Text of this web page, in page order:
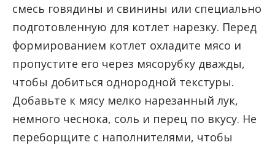
смесь говядины и свинины или специально
подготовленную для котлет нарезку. Перед
формированием котлет охладите мясо и
пропустите его через мясорубку дважды,
чтобы добиться однородной текстуры.
Добавьте к мясу мелко нарезанный лук,
немного чеснока, соль и перец по вкусу. Не
переборщите с наполнителями, чтобы